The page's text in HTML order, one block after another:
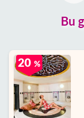
Bu
20 %